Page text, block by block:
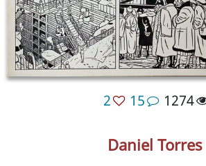
2 15 1274
Daniel Torres